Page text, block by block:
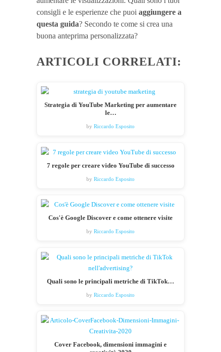
consigli e le esperienze che puoi aggiungere a
questa guida? Secondo te come si crea una
buona anteprima personalizzata?
ARTICOLI CORRELATI:
Strategia di YouTube Marketing per aumentare
le…
by Riccardo Esposito
7 regole per creare video YouTube di successo
by Riccardo Esposito
Cos'è Google Discover e come ottenere visite
by Riccardo Esposito
Quali sono le principali metriche di TikTok…
by Riccardo Esposito
Cover Facebook, dimensioni immagini e